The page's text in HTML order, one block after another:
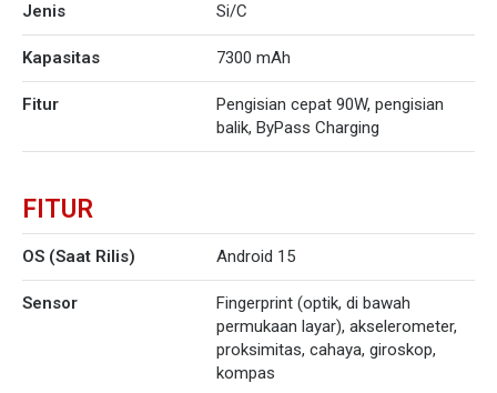
Jenis Si/C
Kapasitas 7300 mAh
Fitur
Pengisian cepat 90W, pengisian
balik, ByPass Charging
FITUR
OS (Saat Rilis) Android 15
Sensor
Fingerprint (optik, di bawah
permukaan layar), akselerometer,
proksimitas, cahaya, giroskop,
kompas